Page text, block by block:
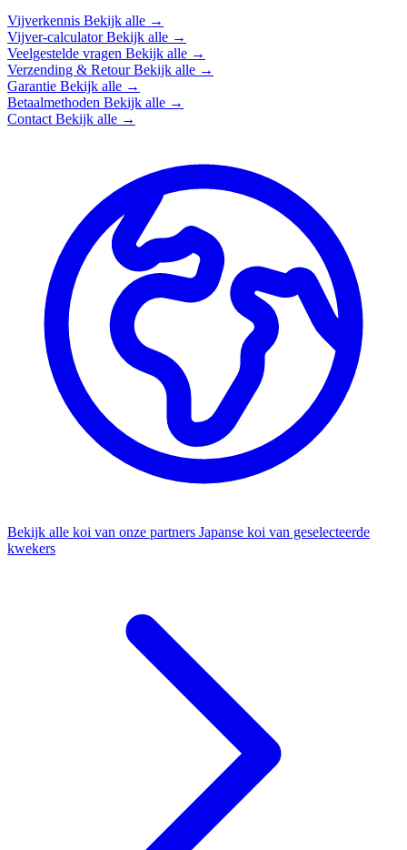
Vijverkennis Bekijk alle →
Vijver-calculatorBekijk alle →
Veelgestelde vragen Bekijk alle →
Verzending & RetourBekijk alle →
Garantie Bekijk alle →
Betaalmethoden Bekijk alle →
Contact Bekijk alle →
Bekijk alle koi van onze partners Japanse koi van geselecteerde
kwekers